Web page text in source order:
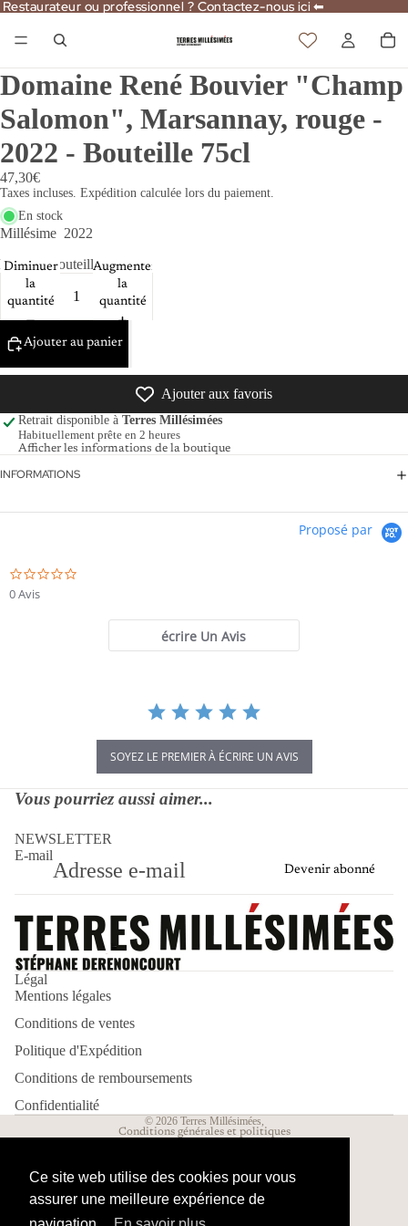
Ce site web utilise des cookies pour vous
assurer une meilleure expérience de
Restaurateur ou professionnel ? Contactez-nous ici ⬅
Restaurateur ou professionnel ? Contactez-nous ici ⬅
Domaine René Bouvier "Champ
Salomon", Marsannay, rouge -
2022 - Bouteille 75cl
47,30€
Taxes incluses. Expédition calculée lors du paiement.
En stock
Millésime 2022
Format Bouteille 75cl
Diminuer
la
quantité
Augmenter
la
quantité
Ajouter au panier
Ajouter aux favoris
Retrait disponible à Terres Millésimées
Habituellement prête en 2 heures
Afficher les informations de la boutique
INFORMATIONS
Proposé par
0 Avis
écrire Un Avis
SOYEZ LE PREMIER À ÉCRIRE UN AVIS
Vous pourriez aussi aimer...
NEWSLETTER
E-mail
Devenir abonné
Légal
Mentions légales
Conditions de ventes
Politique d'Expédition
Conditions de remboursements
Confidentialité
© 2026 Terres Millésimées
Conditions générales et politiques
Politique de remboursement
Politique d’expédition
Politique de confidentialité
Mentions légales
Conditions d’utilisation
Conditions générales de vente
Coordonnées